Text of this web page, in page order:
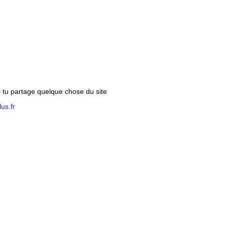
partage quelque chose du site